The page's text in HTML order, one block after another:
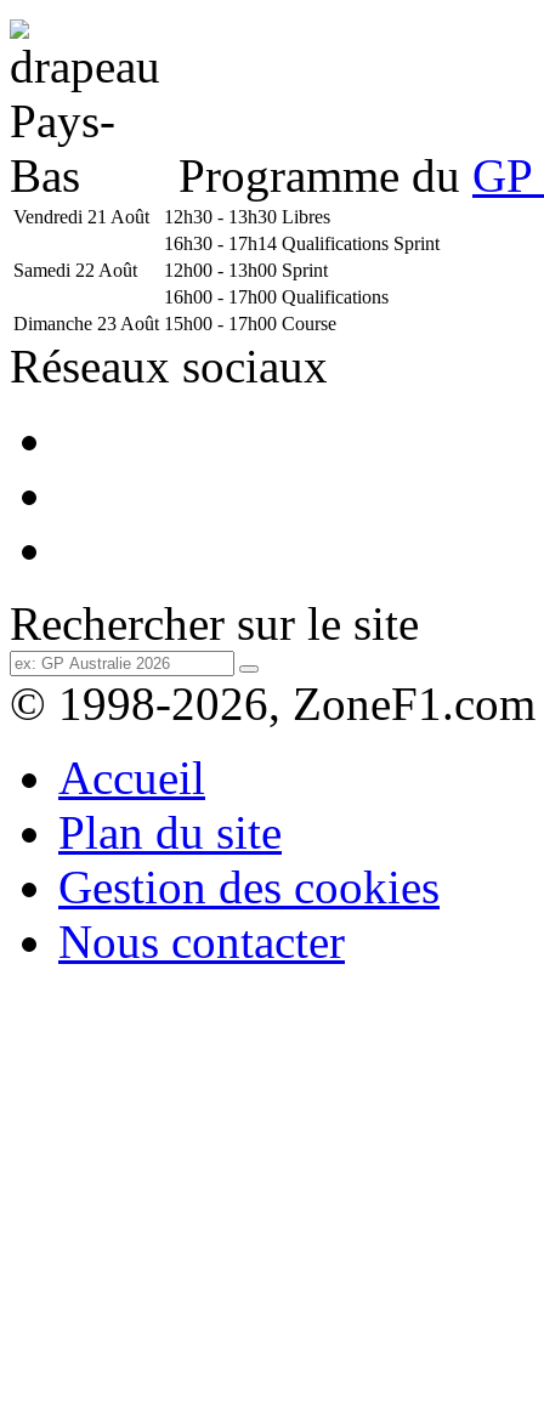
Programme du
Vendredi 21 Août 12h30 - 13h30 Libres
16h30 - 17h14 Qualifications Sprint
Samedi 22 Août
12h00 - 13h00 Sprint
16h00 - 17h00 Qualifications
Dimanche 23 Août 15h00 - 17h00 Course
Réseaux sociaux
Rechercher sur le site
© 1998-2026, ZoneF1.com
Accueil
Plan du site
Gestion des cookies
Nous contacter